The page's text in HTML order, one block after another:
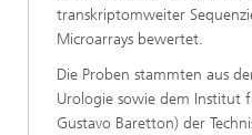
transkriptomweiter
Microarrays bewertet.
Die Proben stammten aus
Urologie sowie dem Institut
Gustavo Baretton) der